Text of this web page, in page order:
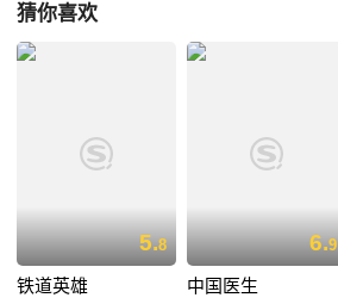
猜你喜欢
5.8
铁道英雄
6.9
中国医生